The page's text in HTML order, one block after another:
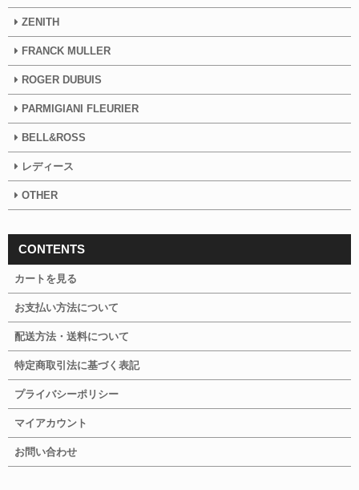
ZENITH
FRANCK MULLER
ROGER DUBUIS
PARMIGIANI FLEURIER
BELL&ROSS
レディース
OTHER
CONTENTS
カートを見る
お支払い方法について
配送方法・送料について
特定商取引法に基づく表記
プライバシーポリシー
マイアカウント
お問い合わせ